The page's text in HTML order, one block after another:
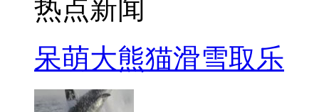
热点新闻
呆萌大熊猫滑雪取乐